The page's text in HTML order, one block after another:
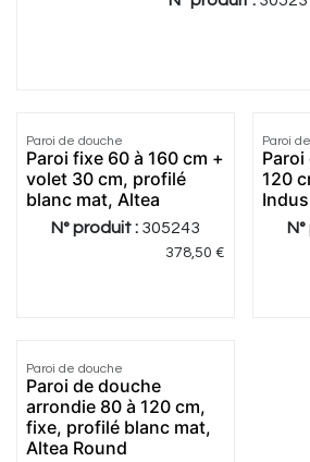
Paroi de douche
Paroi fixe 60 à 160 cm +
volet 30 cm, profilé
blanc mat, Altea
N° produit : 305243
378,50 €
Paroi
120
Paroi de douche
Paroi de douche
arrondie 80 à 120 cm,
fixe, profilé blanc mat,
Altea Round